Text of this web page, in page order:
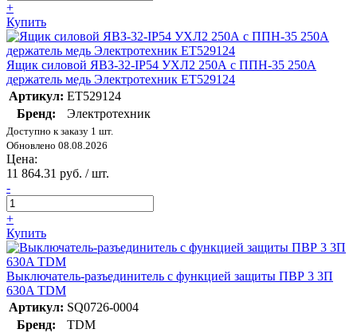
+
Купить
Ящик силовой ЯВЗ-32-IP54 УХЛ2 250А с ППН-35 250А
держатель медь Электротехник ET529124
Артикул: ET529124
Бренд:
Электротехник
Доступно к заказу 1 шт.
Обновлено 08.08.2026
Цена:
11 864.31 руб. / шт.
-
+
Купить
Выключатель-разъединитель с функцией защиты ПВР 3 3П
630A TDM
Артикул: SQ0726-0004
Бренд:
TDM